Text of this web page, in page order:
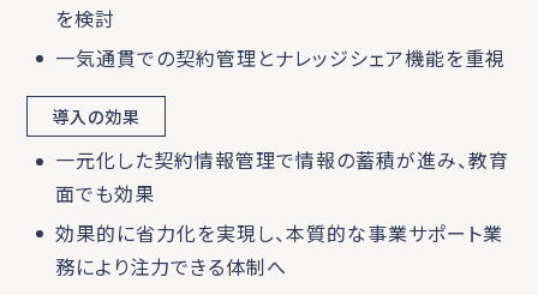
を検討
一気通貫での契約管理とナレッジシェア機能を重視
導入の効果
一元化した契約情報管理で情報の蓄積が進み、教育
面でも効果
効果的に省力化を実現し、本質的な事業サポート業
務により注力できる体制へ